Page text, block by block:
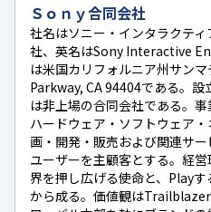
Ｓｏｎｙ合同会社
社名はソニー・インタラクテ
社、英名はSony Interactive
は米国カリフォルニア州サン
Parkway, CA 94404である。
は非上場の合同会社である。
ハードウェア・ソフトウェア
画・開発・販売および関連サ
ユーザーを主顧客とする。経
界を押し広げる使命と、Play
から成る。価値観は